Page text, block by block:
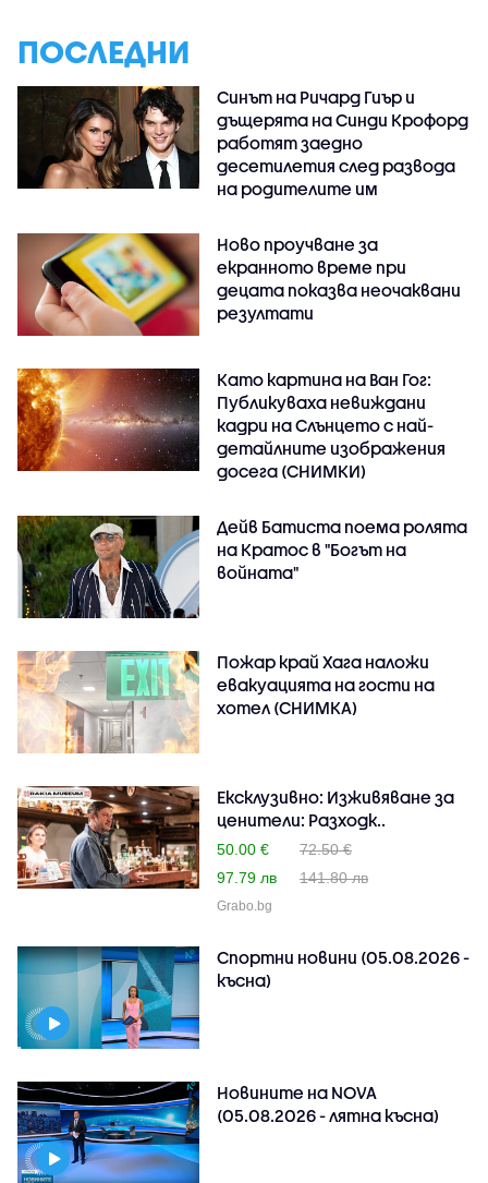
ПОСЛЕДНИ
Синът на Ричард Гиър и
дъщерята на Синди Крофорд
работят заедно
десетилетия след развода
на родителите им
Ново проучване за
екранното време при
децата показва неочаквани
резултати
Като картина на Ван Гог:
Публикуваха невиждани
кадри на Слънцето с най-
детайлните изображения
досега (СНИМКИ)
Дейв Батиста поема ролята
на Кратос в "Богът на
войната"
Пожар край Хага наложи
евакуацията на гости на
хотел (СНИМКА)
Ексклузивно: Изживяване за
ценители: Разходк..
50.00 €
72.50 €
97.79 лв
141.80 лв
Grabo.bg
Спортни новини (05.08.2026 -
късна)
Новините на NOVA
(05.08.2026 - лятна късна)